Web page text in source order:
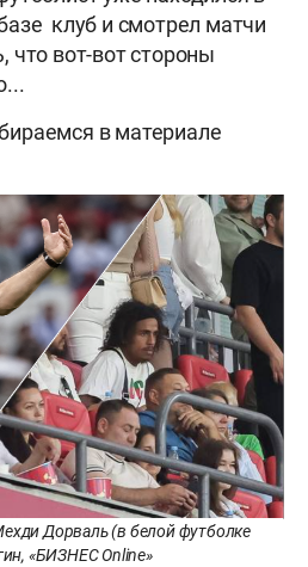
клуб и смотрел матчи
что вот-вот стороны
в материале
Дорваль (в белой футболке
«БИЗНЕС Online»